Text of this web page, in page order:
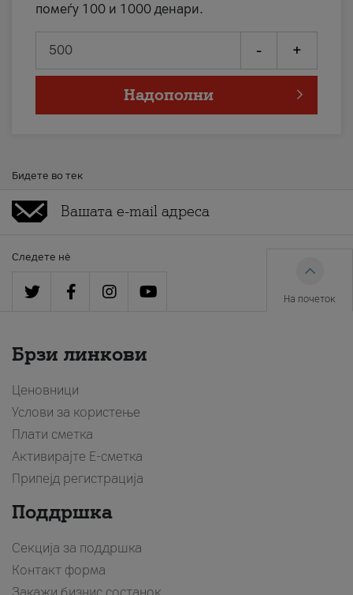
помеѓу 100 и 1000 денари.
- +
Надополни
Бидете во тек
Следете нè
На почеток
Брзи линкови
Ценовници
Услови за користење
Плати сметка
Активирајте Е-сметка
Припејд регистрација
Поддршка
Секција за поддршка
Контакт форма